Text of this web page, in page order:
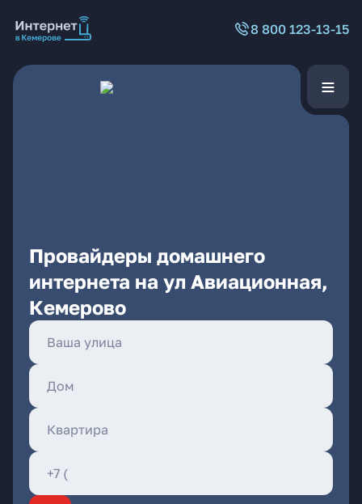
8 800 123-13-15
Провайдеры домашнего
интернета на ул Авиационная,
Кемерово